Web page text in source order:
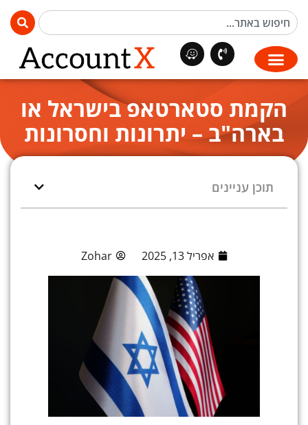
הקמת סטארטאפ בישראל או
בארה"ב – יתרונות וחסרונות
תוכן עניינים
אפריל 13, 2025 Zohar